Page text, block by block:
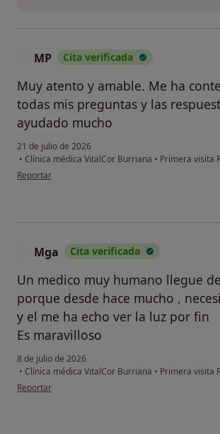
MP Cita verificada
Muy atento y amable. Me ha
todas mis preguntas y las
ayudado mucho
21 de julio de 2026
• Clínica médica VitalCor Burriana • Primera visita
en opinión del usuario MP
Reportar
Mga Cita verificada
Un medico muy humano llegue
porque desde hace mucho ,
y el me ha echo ver la luz por fin
Es maravilloso
8 de julio de 2026
• Clínica médica VitalCor Burriana • Primera visita
en opinión del usuario Mga
Reportar